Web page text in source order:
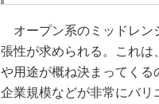
オープン系のミッドレン
張性が求められる。これは
や用途が概ね決まってくる
企業規模などが非常にバリ